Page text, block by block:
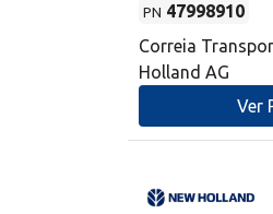
PN 47998910
Correia
Holland AG
Ver